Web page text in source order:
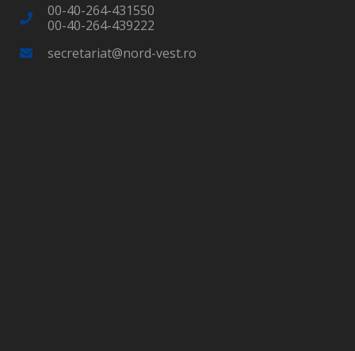
00-40-264-431550
00-40-264-439222
secretariat@nord-vest.ro